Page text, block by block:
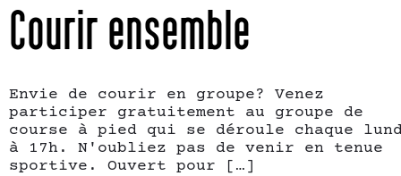
Courir ensemble
Envie de courir en groupe? Venez
participer gratuitement au groupe de
course à pied qui se déroule chaque
à 17h. N'oubliez pas de venir en tenue
sportive. Ouvert pour […]